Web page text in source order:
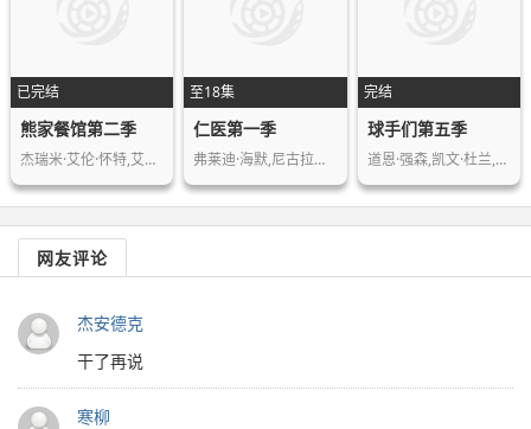
已完结
熊家餐馆第二季
杰瑞米·艾伦·怀特,艾邦·摩斯-巴克拉…
至18集
仁医第一季
弗莱迪·海默,尼古拉斯·冈萨雷斯,安东…
完结
球手们第五季
道恩·强森,凯文·杜兰,阿莉尔·凯贝尔…
网友评论
杰安德克
干了再说
寒柳